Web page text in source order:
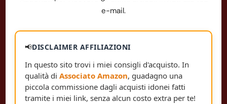
e-mail.
📢DISCLAIMER AFFILIAZIONI
In questo sito trovi i miei consigli d'acquisto. In
qualità di Associato Amazon, guadagno una
piccola commissione dagli acquisti idonei fatti
tramite i miei link, senza alcun costo extra per te!